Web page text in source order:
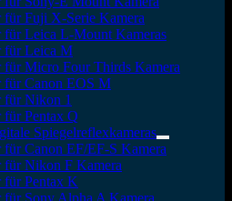
für Fuji X-Serie Kamera
für Leica L-Mount Kameras
für Leica M
für Micro Four Thirds Kamera
für Canon EOS M
für Nikon 1
für Pentax Q
Spiegelreflexkameras
für Canon EF/EF-S Kamera
für Nikon F Kamera
für Pentax K
für Sony Alpha A Kamera